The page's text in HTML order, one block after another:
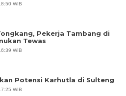
WIB
Pekerja Tambang di
Tewas
WIB
Potensi Karhutla di Sulteng
WIB